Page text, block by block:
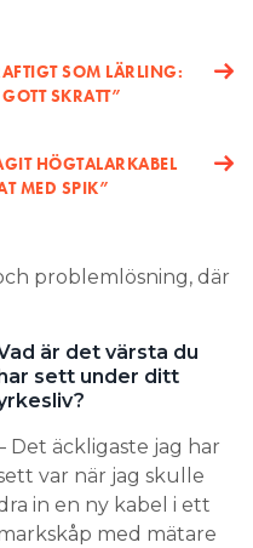
SOM LÄRLING:
SKRATT”
HÖGTALARKABEL
MED SPIK”
problemlösning, där
är det värsta du
sett under ditt
Det äckligaste jag har
var när jag skulle
in en ny kabel i ett
med mätare